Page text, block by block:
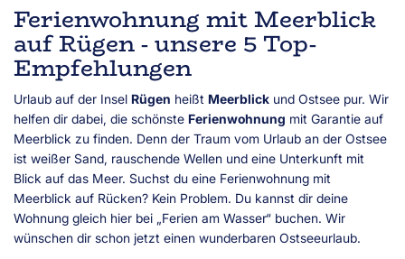
Ferienwohnung mit Meerblick
auf Rügen - unsere 5 Top-
Empfehlungen
Urlaub auf der Insel Rügen heißt Meerblick und Ostsee pur. Wir
helfen dir dabei, die schönste Ferienwohnung mit Garantie auf
Meerblick zu finden. Denn der Traum vom Urlaub an der Ostsee
ist weißer Sand, rauschende Wellen und eine Unterkunft mit
Blick auf das Meer. Suchst du eine Ferienwohnung mit
Meerblick auf Rücken? Kein Problem. Du kannst dir deine
Wohnung gleich hier bei „Ferien am Wasser“ buchen. Wir
wünschen dir schon jetzt einen wunderbaren Ostseeurlaub.